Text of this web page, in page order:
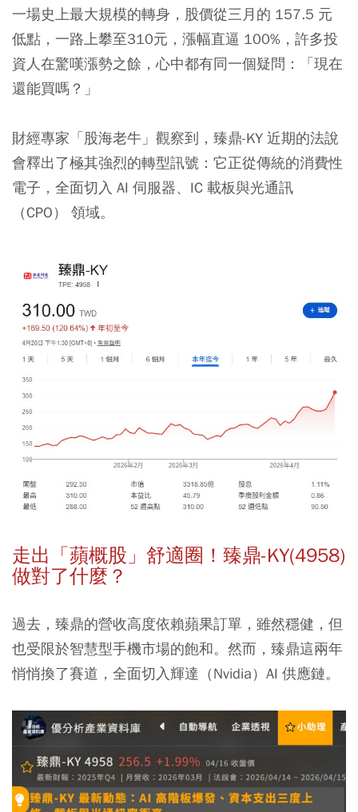
一場史上最大規模的轉身，股價從三月的 157.5 元
低點，一路上攀至310元，漲幅直逼 100%，許多投
資人在驚嘆漲勢之餘，心中都有同一個疑問：「現在
還能買嗎？」
財經專家「股海老牛」觀察到，臻鼎-KY 近期的法說
會釋出了極其強烈的轉型訊號：它正從傳統的消費性
電子，全面切入 AI 伺服器、IC 載板與光通訊
（CPO） 領域。
走出「蘋概股」舒適圈！臻鼎-KY(4958)
做對了什麼？
過去，臻鼎的營收高度依賴蘋果訂單，雖然穩健，但
也受限於智慧型手機市場的飽和。然而，臻鼎這兩年
悄悄換了賽道，全面切入輝達（Nvidia）AI 供應鏈。